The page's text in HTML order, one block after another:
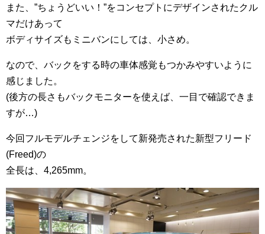
また、”ちょうどいい！”をコンセプトにデザインされたクル
マだけあって
ボディサイズもミニバンにしては、小さめ。
なので、バックをする時の車体感覚もつかみやすいように
感じました。
(後方の長さもバックモニターを使えば、一目で確認できま
すが…)
今回フルモデルチェンジをして新発売された新型フリード
(Freed)の
全長は、4,265mm。